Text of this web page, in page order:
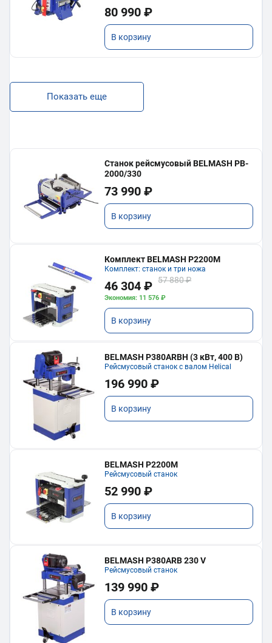
80 990 ₽
В корзину
Показать еще
Станок рейсмусовый BELMASH PB-
2000/330
73 990 ₽
В корзину
Комплект BELMASH P2200M
Комплект: станок и три ножа
46 304 ₽ 57 880 ₽
Экономия: 11 576 ₽
В корзину
BELMASH P380ARBH (3 кВт, 400 В)
Рейсмусовый станок с валом Helical
196 990 ₽
В корзину
BELMASH P2200M
Рейсмусовый станок
52 990 ₽
В корзину
BELMASH P380ARB 230 V
Рейсмусовый станок
139 990 ₽
В корзину